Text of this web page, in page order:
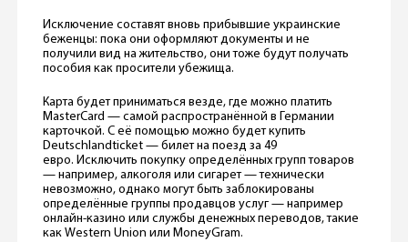
Исключение составят вновь прибывшие украинские
беженцы: пока они оформляют документы и не
получили вид на жительство, они тоже будут получать
пособия как просители убежища.
Карта будет приниматься везде, где можно платить
MasterCard — самой распространённой в Германии
карточкой. С её помощью можно будет купить
Deutschlandticket — билет на поезд за 49
евро. Исключить покупку определённых групп товаров
— например, алкоголя или сигарет — технически
невозможно, однако могут быть заблокированы
определённые группы продавцов услуг — например
онлайн-казино или службы денежных переводов, такие
как Western Union или MoneyGram.